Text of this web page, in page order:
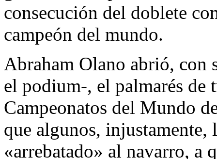
consecución del doblete
campeón del mundo.
Abraham Olano abrió, con
el podium-, el palmarés de
Campeonatos del Mundo
que algunos, injustamente,
«arrebatado» al navarro, a